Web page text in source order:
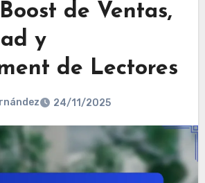
de Ventas,
y
de Lectores
24/11/2025